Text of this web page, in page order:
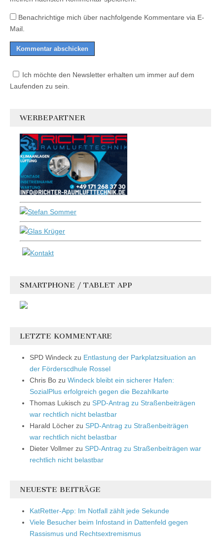
Benachrichtige mich über nachfolgende Kommentare via E-
Mail.
Ich möchte den Newsletter erhalten um immer auf dem
Laufenden zu sein.
WERBEPARTNER
SMARTPHONE / TABLET APP
LETZTE KOMMENTARE
SPD Windeck zu Entlastung der Parkplatzsituation an
der Förderscdhule Rossel
Chris Bo zu Windeck bleibt ein sicherer Hafen:
SozialPlus erfolgreich gegen die Bezahlkarte
Thomas Lukisch zu SPD-Antrag zu Straßenbeiträgen
war rechtlich nicht belastbar
Harald Löcher zu SPD-Antrag zu Straßenbeiträgen
war rechtlich nicht belastbar
Dieter Vollmer zu SPD-Antrag zu Straßenbeiträgen war
rechtlich nicht belastbar
NEUESTE BEITRÄGE
KatRetter-App: Im Notfall zählt jede Sekunde
Viele Besucher beim Infostand in Dattenfeld gegen
Rassismus und Rechtsextremismus